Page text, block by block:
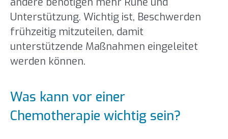
Unterstützung. Wichtig ist, Beschwerden
frühzeitig mitzuteilen, damit
unterstützende Maßnahmen eingeleitet
werden können.
Was kann vor einer
Chemotherapie wichtig sein?